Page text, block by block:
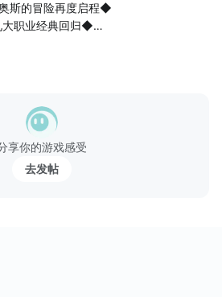
斯的冒险再度启程◆
大职业经典回归◆
Multi-Angle技术，一场超越维度的热
续Elsword经典
人物、场景、世界观、玩法等经典元
享你的游戏感受
去发帖